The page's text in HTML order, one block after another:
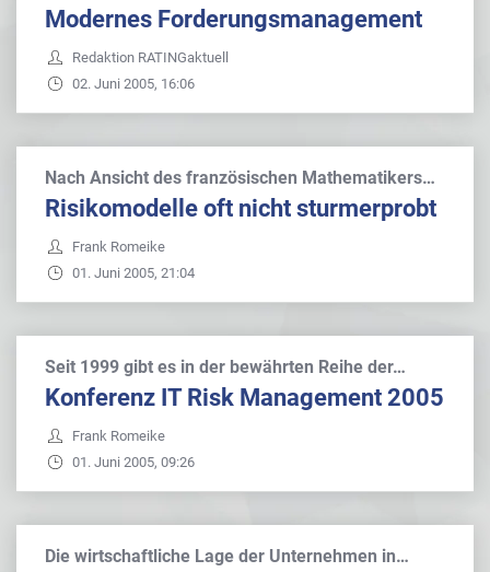
Modernes Forderungsmanagement
Redaktion RATINGaktuell
02. Juni 2005, 16:06
Nach Ansicht des französischen Mathematikers…
Risikomodelle oft nicht sturmerprobt
Frank Romeike
01. Juni 2005, 21:04
Seit 1999 gibt es in der bewährten Reihe der…
Konferenz IT Risk Management 2005
Frank Romeike
01. Juni 2005, 09:26
Die wirtschaftliche Lage der Unternehmen in…